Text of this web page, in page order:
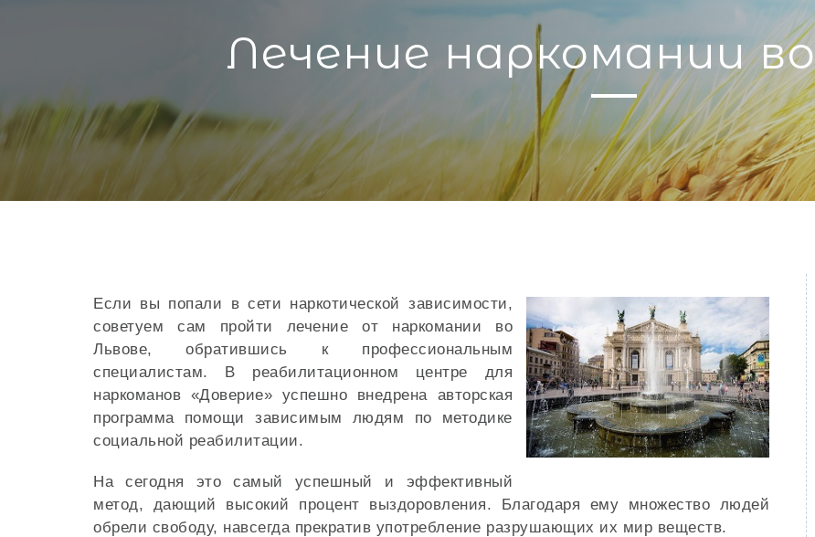
Лечение наркомании
Если вы попали в сети наркотической зависимости,
советуем сам пройти лечение от наркомании во
Львове, обратившись к профессиональным
специалистам. В реабилитационном центре для
наркоманов «Доверие» успешно внедрена авторская
программа помощи зависимым людям по методике
социальной реабилитации.
На сегодня это самый успешный и эффективный
метод, дающий высокий процент выздоровления. Благодаря ему множество людей
обрели свободу, навсегда прекратив употребление разрушающих их мир веществ.